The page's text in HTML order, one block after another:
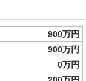
900万円
900万円
0万円